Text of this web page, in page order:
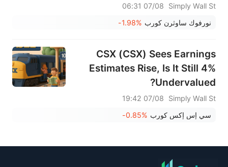
Simply Wall St
07/08 06:31
نورفوك ساوثرن كورب -1.98%
CSX (CSX) Sees Earnings
Estimates Rise, Is It Still 4%
Undervalued?
Simply Wall St
07/08 19:42
سي إس إكس كورب -0.85%